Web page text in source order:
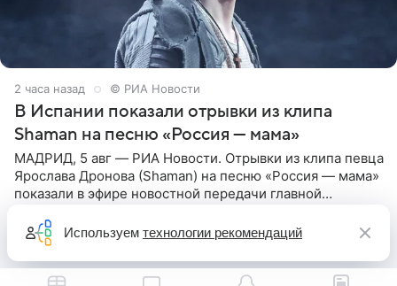
2 часа назад © РИА Новости
В Испании показали отрывки из клипа
Shaman на песню «Россия — мама»
МАДРИД, 5 авг — РИА Новости. Отрывки из клипа певца
Ярослава Дронова (Shaman) на песню «Россия — мама»
показали в эфире новостной передачи главной
Испании RTVE.
Используем технологии рекомендаций